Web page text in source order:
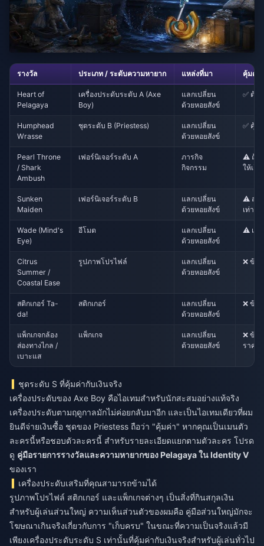
รางวัล ประเภท / ระดับความหายาก แหล่งที่มา คุ้มค่า
Heart of
Pelagaya
เครื่องประดับระดับ A (Axe
Boy)
แลกเปลี่ยน
ด้วยหอยสังข์
✅ ต้อ
Humphead
Wrasse
ชุดระดับ B (Priestess)
แลกเปลี่ยน
ด้วยหอยสังข์
✅ คุ้ม
Pearl Throne
/ Shark
Ambush
เฟอร์นิเจอร์ระดับ A
ภารกิจ
กิจกรรม
⚠️ ถ้า
ให้เก็
Sunken
Maiden
เฟอร์นิเจอร์ระดับ B
แลกเปลี่ยน
ด้วยหอยสังข์
⚠️ สำ
เท่านั้น
Wade (Mind's
Eye)
อีโมต
แลกเปลี่ยน
ด้วยหอยสังข์
⚠️ เฉ
Citrus
Summer /
Coastal Ease
รูปภาพโปรไฟล์
แลกเปลี่ยน
ด้วยหอยสังข์
❌ ข้าม
สติกเกอร์ Ta-
da!
สติกเกอร์
แลกเปลี่ยน
ด้วยหอยสังข์
❌ ข้าม
แพ็กเกจกล้อง
ส่องทางไกล /
เบาะแส
แพ็กเกจ
แลกเปลี่ยน
ด้วยหอยสังข์
❌ ข้า
ราคา
ชุดระดับ S ที่คุ้มค่ากับเงินจริง
เครื่องประดับของ Axe Boy คือไอเทมสำหรับนักสะสมอย่างแท้จริง
เครื่องประดับตามฤดูกาลมักไม่ค่อยกลับมาอีก และเป็นไอเทมเดียวที่ผม
ยินดีจ่ายเงินซื้อ ชุดของ Priestess ถือว่า "คุ้มค่า" หากคุณเป็นเมนตัว
ละครนี้หรือชอบตัวละครนี้ สำหรับรายละเอียดแยกตามตัวละคร โปรด
ดู คู่มือรายการรางวัลและความหายากของ Pelagaya ใน Identity V
ของเรา
เครื่องประดับเสริมที่คุณสามารถข้ามได้
รูปภาพโปรไฟล์ สติกเกอร์ และแพ็กเกจต่างๆ เป็นสิ่งที่กินสกุลเงิน
สำหรับผู้เล่นส่วนใหญ่ ความเห็นส่วนตัวของผมคือ คู่มือส่วนใหญ่มักจะ
โฆษณาเกินจริงเกี่ยวกับการ "เก็บครบ" ในขณะที่ความเป็นจริงแล้วมี
เพียงเครื่องประดับระดับ S เท่านั้นที่คุ้มค่ากับเงินจริงสำหรับผู้เล่นทั่วไป